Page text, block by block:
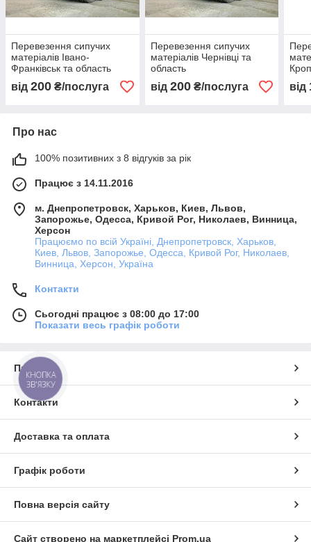
Перевезення сипучих
матеріалів Івано-
Франківськ та область
від 200 ₴/послуга
Перевезення сипучих
матеріалів Чернівці та
область
від 200₴/послуга від
Про нас
100% позитивних з 8 відгуків за рік
Працює з 14.11.2016
м. Днепропетровск, Харьков, Киев, Львов,
Запорожье, Одесса, Кривой Рог, Николаев, Винница,
Херсон
Працюємо по всій Україні, Днепропетровск, Харьков,
Киев, Львов, Запорожье, Одесса, Кривой Рог, Николаев,
Винница, Херсон, Україна
Контакти
Сьогодні працює з 08:00 до 17:00
Показати весь графік роботи
Про нас
Контакти
Доставка та оплата
Графік роботи
Повна версія сайту
Сайт створено на маркетплейсі Prom.ua
КНОПКА
ЗВ'ЯЗКУ